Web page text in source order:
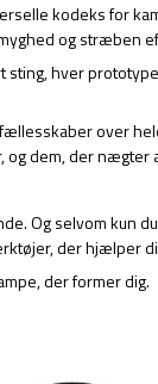
kodeks for
og stræben
hver
over
dem, der nægter
Og selvom kun
der hjælper
der former dig.